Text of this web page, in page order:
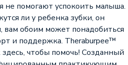
не помогают успокоить малыша.
ли у ребенка зубки, он
вам обоим может понадобиться
и поддержка. Theraburpee™
здесь, чтобы помочь! Созданный